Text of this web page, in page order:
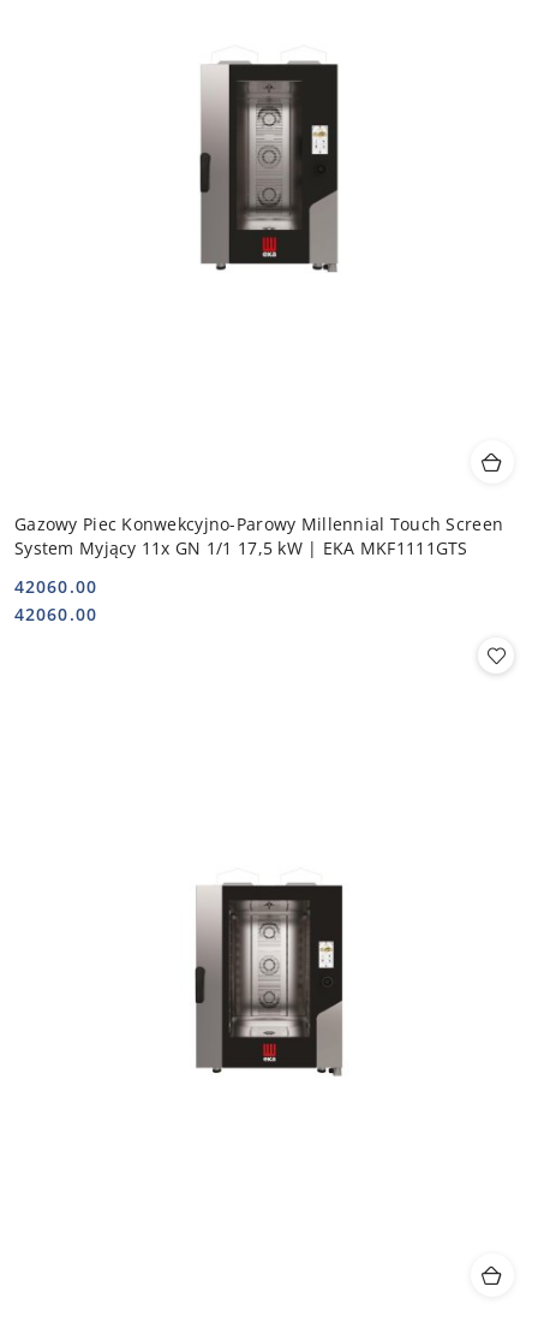
Gazowy Piec Konwekcyjno-Parowy Millennial Touch Screen
System Myjący 11x GN 1/1 17,5 kW | EKA MKF1111GTS
Cena:
42060.00
Cena:
42060.00